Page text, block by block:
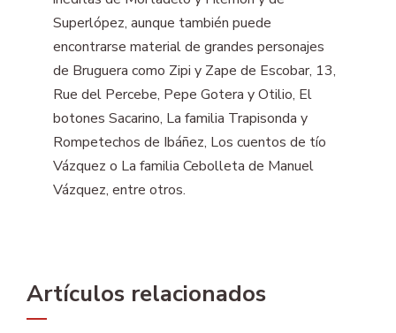
Superlópez, aunque también puede
encontrarse material de grandes personajes
de Bruguera como Zipi y Zape de Escobar, 13,
Rue del Percebe, Pepe Gotera y Otilio, El
botones Sacarino, La familia Trapisonda y
Rompetechos de Ibáñez, Los cuentos de tío
Vázquez o La familia Cebolleta de Manuel
Vázquez, entre otros.
Artículos relacionados